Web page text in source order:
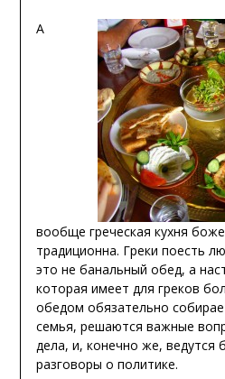
А
вообще греческая кухня
традиционна. Греки поесть
это не банальный обед, а
которая имеет для греков
обедом обязательно
семья, решаются важные
дела, и, конечно же, ведутся
разговоры о политике.